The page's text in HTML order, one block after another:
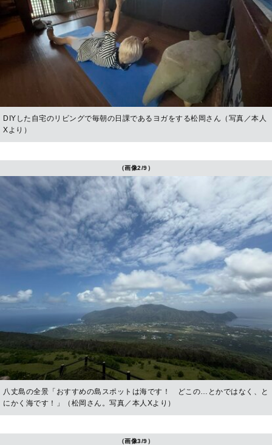
DIYした自宅のリビングで毎朝の日課であるヨガをする松岡さん（写真／本人
Xより）
（画像2/9）
八丈島の全景「おすすめの島スポットは海です！ どこの…とかではなく、と
にかく海です！」（松岡さん。写真／本人Xより）
（画像3/9）